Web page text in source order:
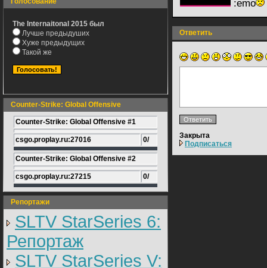
The Internaitonal 2015 был
Лучше предыдуших
Хуже предыдущих
Такой же
Counter-Strike: Global Offensive
Counter-Strike: Global Offensive #1
csgo.proplay.ru:27016 0/
Counter-Strike: Global Offensive #2
csgo.proplay.ru:27215 0/
Репортажи
SLTV StarSeries 6:
Репортаж
SLTV StarSeries V:
:emo
Ответить
Закрыта
Подписаться